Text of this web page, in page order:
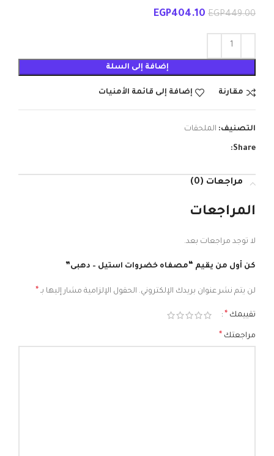
EGP449.00
EGP404.10
إضافة إلى السلة
مقارنة إضافة إلى قائمة الأمنيات
التصنيف: الملحقات
Share:
مراجعات (0)
المراجعات
لا توجد مراجعات بعد.
كن أول من يقيم “مصفاه خضروات استيل – دهبى”
لن يتم نشر عنوان بريدك الإلكتروني. الحقول الإلزامية مشار إليها بـ *
تقييمك *
مراجعتك *